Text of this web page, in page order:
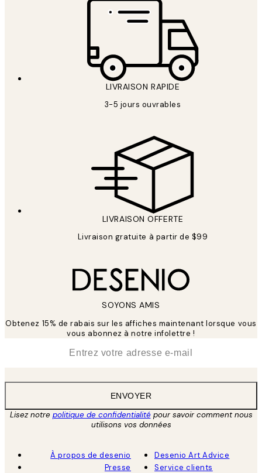
LIVRAISON RAPIDE
3-5 jours ouvrables
LIVRAISON OFFERTE
Livraison gratuite à partir de $99
SOYONS AMIS
Obtenez 15% de rabais sur les affiches maintenant lorsque vous
vous abonnez à notre infolettre !
ENVOYER
Lisez notre politique de confidentialitépour savoir comment nous
utilisons vos données
À propos de desenio
Presse
Desenio Art Advice
Service clients